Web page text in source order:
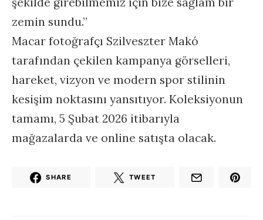
zemin sundu.”
Macar fotoğrafçı Szilveszter Makó
tarafından çekilen kampanya görselleri,
hareket, vizyon ve modern spor stilinin
kesişim noktasını yansıtıyor. Koleksiyonun
tamamı, 5 Şubat 2026 itibarıyla
mağazalarda ve online satışta olacak.
SHARE TWEET